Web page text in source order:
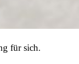
für sich.